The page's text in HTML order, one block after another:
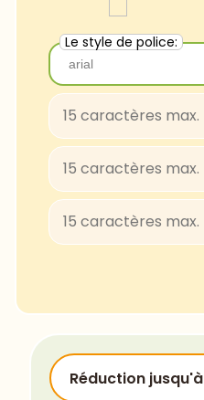
Le style de police:
arial
BungeeShade-Regular
ConcertOne-Regular
Courgette-Regular
JuliusSansOne-Regular
OpenSans-Regular
Rye-Regular
Bradley
Réduction jusqu'à